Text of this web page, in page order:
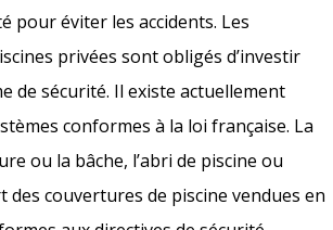
pour éviter les accidents. Les
privées sont obligés d’investir
de sécurité. Il existe actuellement
conformes à la loi française. La
ou la bâche, l’abri de piscine ou
des couvertures de piscine vendues en